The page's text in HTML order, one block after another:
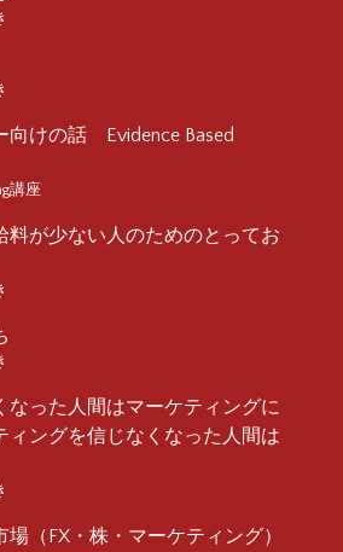
向けの話 Evidence Based
講座
料が少ない人のためのとってお
なった人間はマーケティングに
ィングを信じなくなった人間は
（FX・株・マーケティング）